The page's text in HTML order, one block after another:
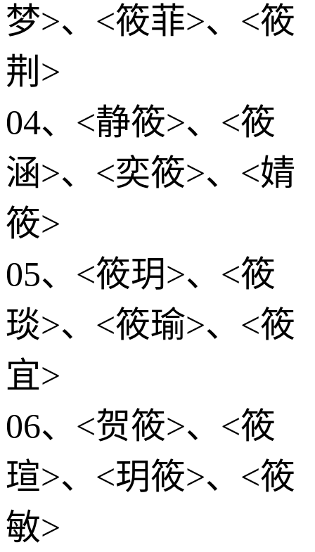
梦>、<筱菲>、<筱
荆>
04、<静筱>、<筱
涵>、<奕筱>、<婧
筱>
05、<筱玥>、<筱
琰>、<筱瑜>、<筱
宜>
06、<贺筱>、<筱
瑄>、<玥筱>、<筱
敏>